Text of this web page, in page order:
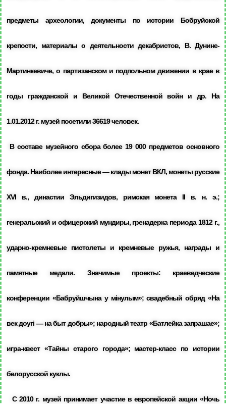
предметы археологии, документы по истории Бобруйской
крепости, материалы о деятельности декабристов, В. Дунине-
Мартинкевиче, о партизанском и подпольном движении в крае в
годы гражданской и Великой Отечественной войн и др. На
1.01.2012 г. музей посетили 36619 человек.
В составе музейного сбора более 19 000 предметов основного
фонда. Наиболее интересные — клады монет ВКЛ, монеты русские
XVI в., династии Эльдигизидов, римская монета II в. н. э.;
генеральский и офицерский мундиры, гренадерка периода 1812 г.,
ударно-кремневые пистолеты и кремневые ружья, награды и
памятные медали. Значимые проекты: краеведческие
конференции «Бабруйшчына у мінулым»; свадебный обряд «На
век доугі — на быт добры»; народный театр «Батлейка запрашае»;
игра-квест «Тайны старого города»; мастер-класс по истории
белорусской куклы.
С 2010 г. музей принимает участие в европейской акции «Ночь